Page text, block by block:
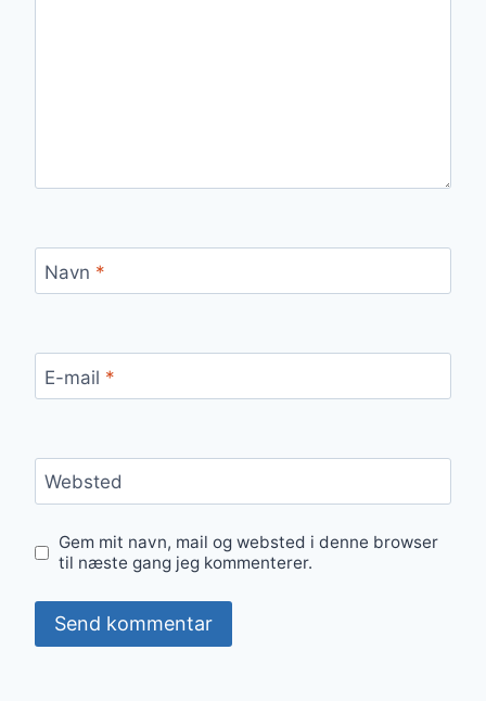
Navn *
E-mail *
Websted
Gem mit navn, mail og websted i denne browser
til næste gang jeg kommenterer.